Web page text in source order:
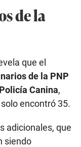
de la
que el
de la PNP
Canina,
encontró 35.
adicionales, que
siendo